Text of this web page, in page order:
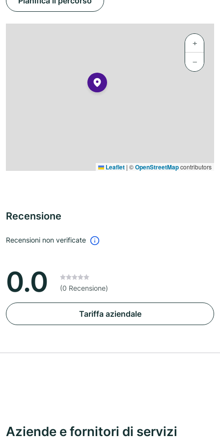
+
−
Leaflet | ©OpenStreetMapcontributors
Recensione
Recensioni non verificate
0.0 (0 Recensione)
Tariffa aziendale
Aziende e fornitori di servizi